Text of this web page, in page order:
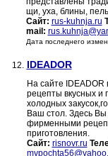
щи, уха, блины,
Сайт: rus-kuhnja.ru
mail:
Дата последнего
12. IDEADOR
На сайте
рецепты вкусных и
холодных
Ваш стол. Здесь
фирменными
приготовления.
Сайт: risnovr.ru